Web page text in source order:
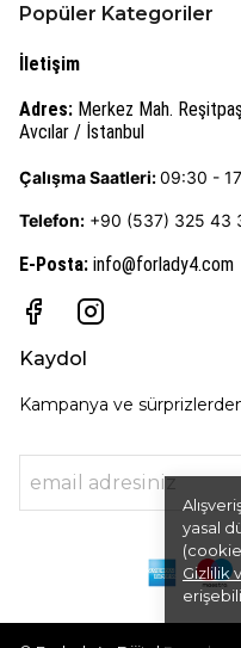
yasal
Gizlilik
Popüler Kategoriler
İletişim
Adres: Merkez Mah.
Avcılar / İstanbul
Çalışma Saatleri:09:30 -
Telefon: +90 (537) 325 43
E-Posta: info@forlady4.com
Kaydol
Kampanya ve